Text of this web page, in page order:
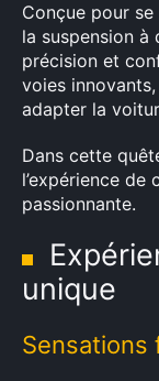
Conçue pour
la suspension
précision et
voies
adapter la
Dans cette
l’expérience de
passionnante.
unique
Sensations